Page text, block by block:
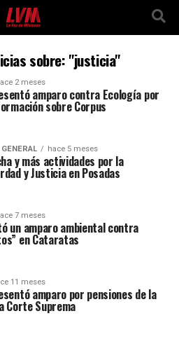
sobre: "justicia"
2 meses
amparo contra Ecología por
sobre Corpus
hace 5 meses
y más actividades por la
y Justicia en Posadas
7 meses
un amparo ambiental contra
en Cataratas
11 meses
amparo por pensiones de la
Corte Suprema